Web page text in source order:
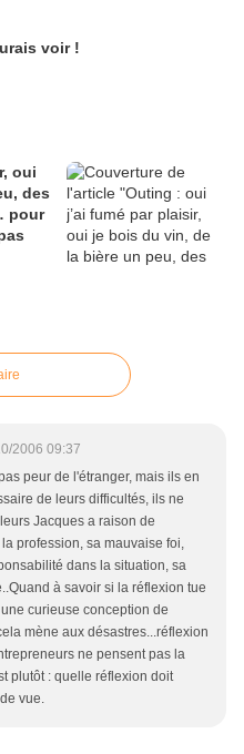
voir !
oui
des
pour
2006 09:37
peur de l'étranger, mais ils en
de leurs difficultés, ils ne
Jacques a raison de
profession, sa mauvaise foi,
dans la situation, sa
à savoir si la réflexion tue
curieuse conception de
mène aux désastres...réflexion
ne pensent pas la
plutôt : quelle réflexion doit
vue.